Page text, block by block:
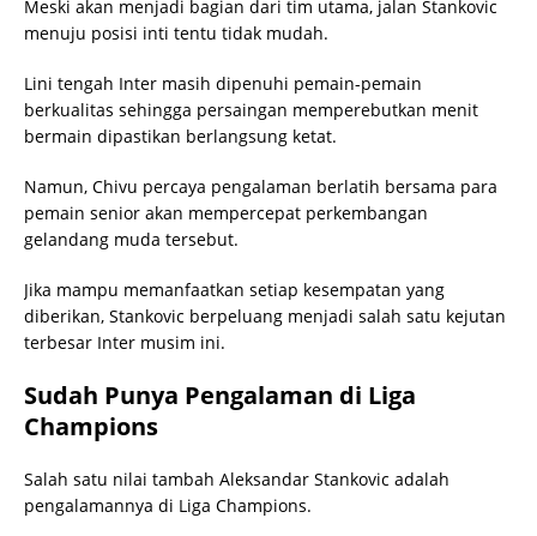
Meski akan menjadi bagian dari tim utama, jalan Stankovic
menuju posisi inti tentu tidak mudah.
Lini tengah Inter masih dipenuhi pemain-pemain
berkualitas sehingga persaingan memperebutkan menit
bermain dipastikan berlangsung ketat.
Namun, Chivu percaya pengalaman berlatih bersama para
pemain senior akan mempercepat perkembangan
gelandang muda tersebut.
Jika mampu memanfaatkan setiap kesempatan yang
diberikan, Stankovic berpeluang menjadi salah satu kejutan
terbesar Inter musim ini.
Sudah Punya Pengalaman di Liga
Champions
Salah satu nilai tambah Aleksandar Stankovic adalah
pengalamannya di Liga Champions.